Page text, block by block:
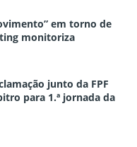
em torno de
monitoriza
junto da FPF
para 1.ª jornada da